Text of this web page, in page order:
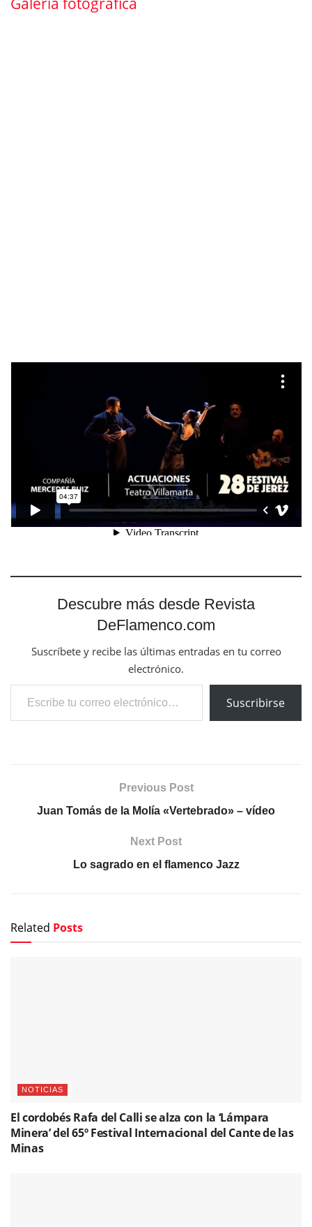
Descubre más desde Revista
DeFlamenco.com
Suscríbete y recibe las últimas entradas en tu correo
electrónico.
Escribe tu correo electrónico…
Suscribirse
Previous Post
Juan Tomás de la Molía «Vertebrado» – vídeo
Next Post
Lo sagrado en el flamenco Jazz
Related Posts
NOTICIAS
El cordobés Rafa del Calli se alza con la ‘Lámpara
Minera’ del 65º Festival Internacional del Cante de las
Minas